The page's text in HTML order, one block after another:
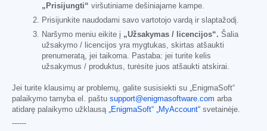
„Prisijungti“ viršutiniame dešiniajame kampe.
Prisijunkite naudodami savo vartotojo vardą ir slaptažodį.
Naršymo meniu eikite į „Užsakymas / licencijos“. Šalia
užsakymo / licencijos yra mygtukas, skirtas atšaukti
prenumeratą, jei taikoma. Pastaba: jei turite kelis
užsakymus / produktus, turėsite juos atšaukti atskirai.
Jei turite klausimų ar problemų, galite susisiekti su „EnigmaSoft“
palaikymo tarnyba el. paštu support@enigmasoftware.com arba
atidarę palaikymo užklausą „EnigmaSoft“ „MyAccount“ svetainėje.
------